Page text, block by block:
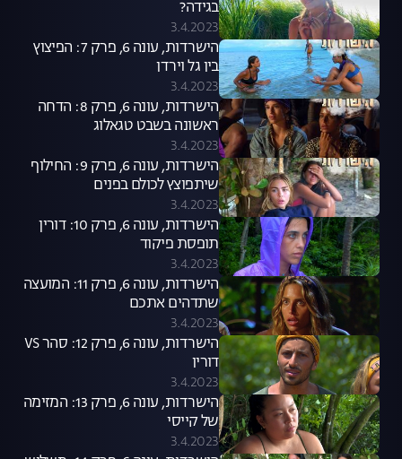
בגידה?
3.4.2023
הישרדות, עונה 6, פרק 7: הפיצוץ
בין גל וירדן
3.4.2023
הישרדות, עונה 6, פרק 8: הדחה
ראשונה בשבט טגאלוג
3.4.2023
הישרדות, עונה 6, פרק 9: החילוף
שיתפוצץ לכולם בפנים
3.4.2023
הישרדות, עונה 6, פרק 10: דורין
תופסת פיקוד
3.4.2023
הישרדות, עונה 6, פרק 11: המועצה
שתדהים אתכם
3.4.2023
הישרדות, עונה 6, פרק 12: סהר VS
דורין
3.4.2023
הישרדות, עונה 6, פרק 13: המזימה
של קייסי
3.4.2023